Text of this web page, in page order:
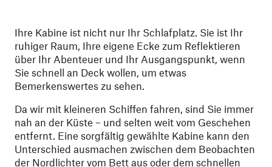
Ihre Kabine ist nicht nur Ihr Schlafplatz. Sie ist Ihr
ruhiger Raum, Ihre eigene Ecke zum Reflektieren
über Ihr Abenteuer und Ihr Ausgangspunkt, wenn
Sie schnell an Deck wollen, um etwas
Bemerkenswertes zu sehen.
Da wir mit kleineren Schiffen fahren, sind Sie immer
nah an der Küste – und selten weit vom Geschehen
entfernt. Eine sorgfältig gewählte Kabine kann den
Unterschied ausmachen zwischen dem Beobachten
der Nordlichter vom Bett aus oder dem schnellen